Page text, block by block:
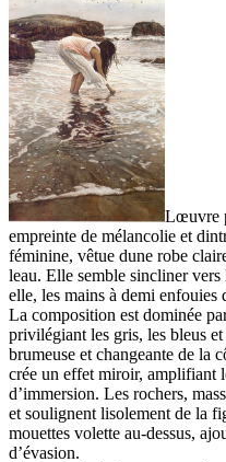
Lœuvre
empreinte de mélancolie et
féminine, vêtue dune robe
leau. Elle semble sincliner
elle, les mains à demi enfouies
La composition est dominée
privilégiant les gris, les bleus
brumeuse et changeante de la
crée un effet miroir, amplifiant
d’immersion. Les rochers,
et soulignent lisolement de la
mouettes volette au-dessus,
d’évasion.